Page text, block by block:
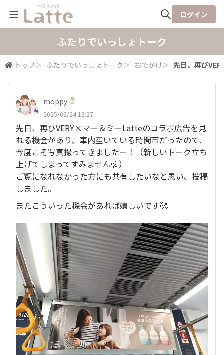
検索
ログイン
ふたりでいっしょトーク
トップ＞ ふたりでいっしょトーク ＞ おでかけ＞ 先日、再び
moppy
2025/02/24 13:27
先日、再びVERY×マー＆ミーLatteのコラボ広告を見
れる機会があり、車内空いている時間帯だったので、
今度こそ写真撮ってきましたー！（新しいトーク立ち
上げてしまってすみません💦）
ご覧になれなかった方にも共有したいなと思い、投稿
しました。
またこういった機会があれば嬉しいです🥰